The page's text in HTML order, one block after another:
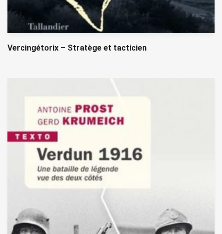
Vercingétorix – Stratège et tacticien